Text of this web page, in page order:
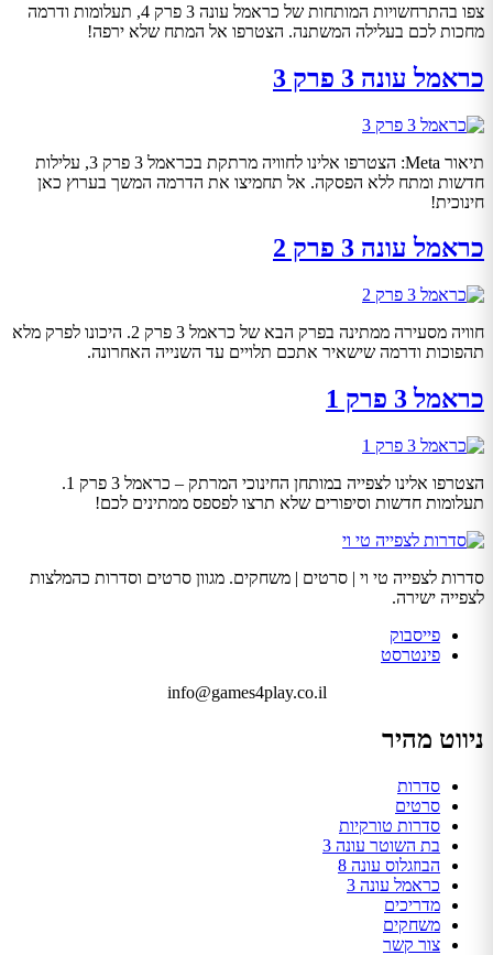
צפו בהתרחשויות המותחות של כראמל עונה 3 פרק 4, תעלומות ודרמה
מחכות לכם בעלילה המשתנה. הצטרפו אל המתח שלא ירפה!
כראמל עונה 3 פרק 3
תיאור Meta: הצטרפו אלינו לחוויה מרתקת בכראמל 3 פרק 3, עלילות
חדשות ומתח ללא הפסקה. אל תחמיצו את הדרמה המשך בערוץ כאן
חינוכית!
כראמל עונה 3 פרק 2
חוויה מסעירה ממתינה בפרק הבא של כראמל 3 פרק 2. היכונו לפרק מלא
תהפוכות ודרמה שישאיר אתכם תלויים עד השנייה האחרונה.
כראמל 3 פרק 1
הצטרפו אלינו לצפייה במותחן החינוכי המרתק – כראמל 3 פרק 1.
תעלומות חדשות וסיפורים שלא תרצו לפספס ממתינים לכם!
סדרות לצפייה טי וי | סרטים | משחקים. מגוון סרטים וסדרות כהמלצות
לצפייה ישירה.
פייסבוק
פינטרסט
info@games4play.co.il
ניווט מהיר
סדרות
סרטים
סדרות טורקיות
בת השוטר עונה 3
הבוזגלוס עונה 8
כראמל עונה 3
מדריכים
משחקים
צור קשר